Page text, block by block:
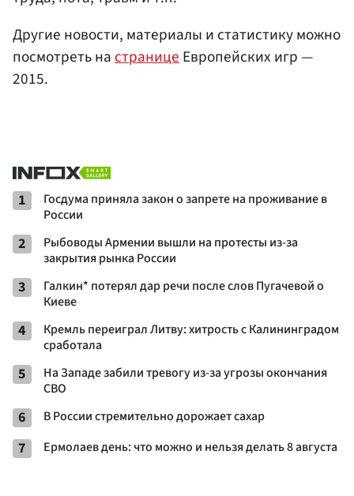
Другие новости, материалы и статистику можно
посмотреть настраницеЕвропейских игр —
2015.
1
Госдума приняла закон о запрете на проживание в
России
2
Рыбоводы Армении вышли на протесты из-за
закрытия рынка России
3
Галкин* потерял дар речи после слов Пугачевой о
Киеве
4
Кремль переиграл Литву: хитрость с Калининградом
сработала
5
На Западе забили тревогу из-за угрозы окончания
СВО
6 В России стремительно дорожает сахар
7 Ермолаев день: что можно и нельзя делать 8 августа